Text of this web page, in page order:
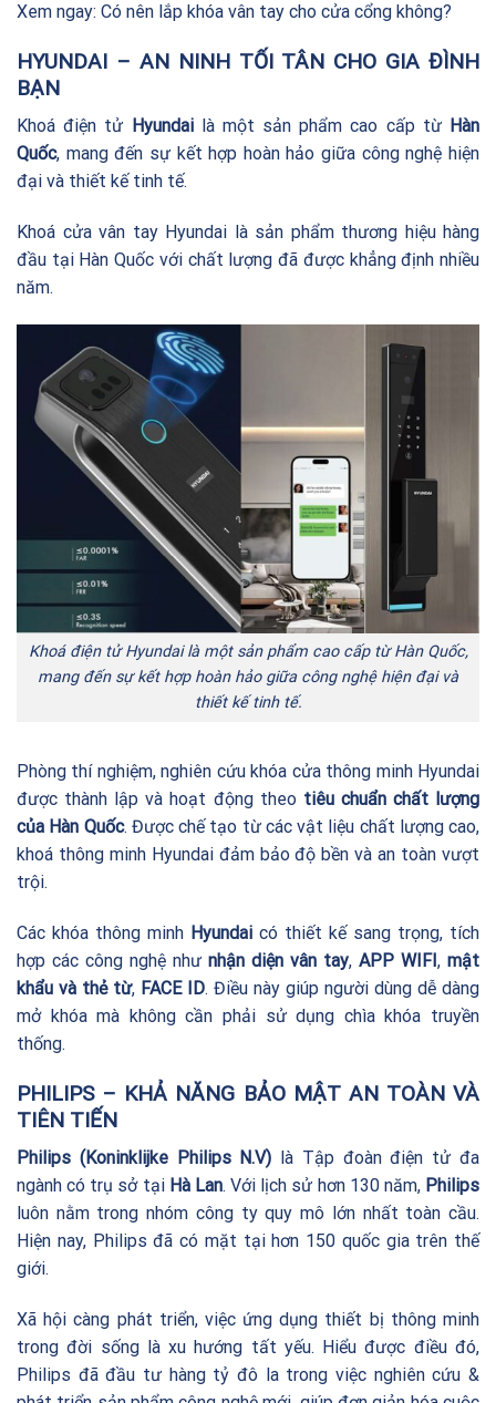
Xem ngay: Có nên lắp khóa vân tay cho cửa cổng không?
HYUNDAI – AN NINH TỐI TÂN CHO GIA ĐÌNH
BẠN
Khoá điện tử Hyundailà một sản phẩm cao cấp từ Hàn
Quốc, mang đến sự kết hợp hoàn hảo giữa công nghệ hiện
đại và thiết kế tinh tế.
Khoá cửa vân tay Hyundai là sản phẩm thương hiệu hàng
đầu tại Hàn Quốc với chất lượng đã được khẳng định nhiều
năm.
Khoá điện tử Hyundai là một sản phẩm cao cấp từ Hàn Quốc,
mang đến sự kết hợp hoàn hảo giữa công nghệ hiện đại và
thiết kế tinh tế.
Phòng thí nghiệm, nghiên cứu khóa cửa thông minh Hyundai
được thành lập và hoạt động theo tiêu chuẩn chất lượng
của Hàn Quốc. Được chế tạo từ các vật liệu chất lượng cao,
khoá thông minh Hyundai đảm bảo độ bền và an toàn vượt
trội.
Các khóa thông minh Hyundai có thiết kế sang trọng, tích
hợp các công nghệ như nhận diện vân tay, APP WIFI, mật
khẩu và thẻ từ, FACE ID. Điều này giúp người dùng dễ dàng
mở khóa mà không cần phải sử dụng chìa khóa truyền
thống.
PHILIPS – KHẢ NĂNG BẢO MẬT AN TOÀN VÀ
TIÊN TIẾN
Philips (Koninklijke Philips N.V) là Tập đoàn điện tử đa
ngành có trụ sở tại Hà Lan. Với lịch sử hơn 130 năm, Philips
luôn nằm trong nhóm công ty quy mô lớn nhất toàn cầu.
Hiện nay, Philips đã có mặt tại hơn 150 quốc gia trên thế
giới.
Xã hội càng phát triển, việc ứng dụng thiết bị thông minh
trong đời sống là xu hướng tất yếu. Hiểu được điều đó,
Philips đã đầu tư hàng tỷ đô la trong việc nghiên cứu &